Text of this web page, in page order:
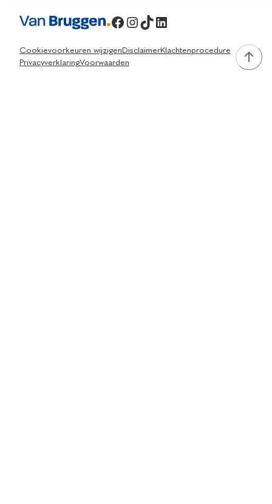
Facebook
Instagram
TikTok
LinkedIn
Cookievoorkeuren wijzigen DisclaimerKlachtenprocedure
PrivacyverklaringVoorwaarden